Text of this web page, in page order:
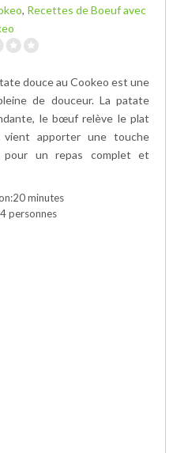
, Recettes de Boeuf avec
douce au Cookeo est une
de douceur. La patate
le bœuf relève le plat
apporter une touche
un repas complet et
minutes
personnes